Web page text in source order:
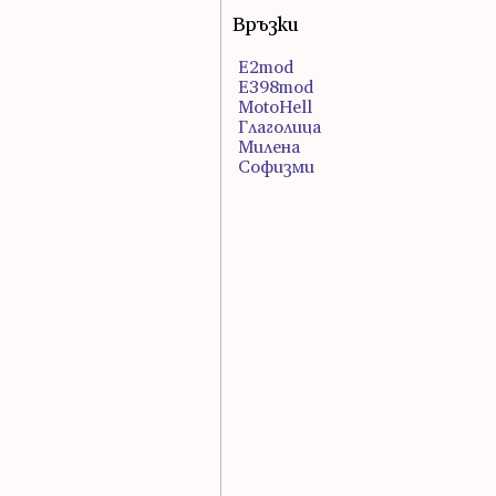
Връзки
E2mod
E398mod
MotoHell
Глаголица
Милена
Софизми